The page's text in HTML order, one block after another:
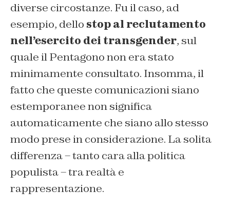
diverse circostanze. Fu il caso, ad
esempio, dello stop al reclutamento
nell’esercito dei transgender, sul
quale il Pentagono non era stato
minimamente consultato. Insomma, il
fatto che queste comunicazioni siano
estemporanee non significa
automaticamente che siano allo stesso
modo prese in considerazione. La solita
differenza – tanto cara alla politica
populista – tra realtà e
rappresentazione.